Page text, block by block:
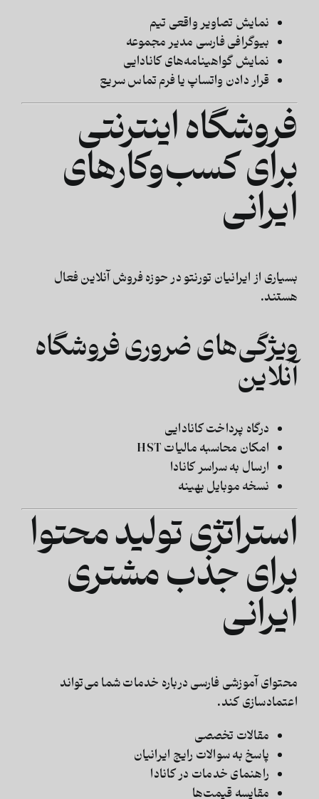
نمایش تصاویر واقعی تیم
بیوگرافی فارسی مدیر مجموعه
نمایش گواهینامه‌های کانادایی
قرار دادن واتساپ یا فرم تماس سریع
فروشگاه اینترنتی
برای کسب‌وکارهای
ایرانی
بسیاری از ایرانیان تورنتو در حوزه فروش آنلاین فعال
هستند.
ویژگی‌های ضروری فروشگاه
آنلاین
درگاه پرداخت کانادایی
امکان محاسبه مالیات HST
ارسال به سراسر کانادا
نسخه موبایل بهینه
استراتژی تولید محتوا
برای جذب مشتری
ایرانی
محتوای آموزشی فارسی درباره خدمات شما می‌تواند
اعتمادسازی کند.
مقالات تخصصی
پاسخ به سوالات رایج ایرانیان
راهنمای خدمات در کانادا
مقایسه قیمت‌ها